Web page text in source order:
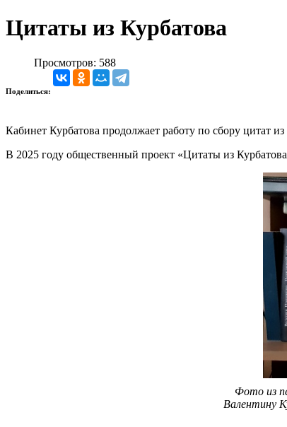
Цитаты из Курбатова
Просмотров: 588
Поделиться:
Кабинет Курбатова продолжает работу по сбору цитат
В 2025 году общественный проект «Цитаты из
Фото из
Валентину